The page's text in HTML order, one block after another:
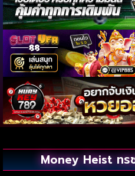
Money Heist ทร